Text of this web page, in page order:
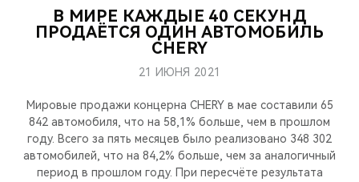
МОДЕЛИ
КРОССОВЕРЫ
СЕДАНЫ
ПОКУПАТЕЛЯМ
КРЕДИТ И СТРАХОВАНИЕ
ВЛАДЕЛЬЦАМ
ЗАПЧАСТИ И АКСЕССУАРЫ
ПОДДЕРЖКА
МИР CHERY
О БРЕНДЕ
CHERY В СОЦСЕТЯХ
АКЦИИ
ОНЛАЙН СЕРВИСЫ
КРЕДИТ
О КОМПАНИИ
МЫ В СОЦСЕТЯХ
В МИРЕ КАЖДЫЕ 40 СЕКУНД
ПРОДАЁТСЯ ОДИН АВТОМОБИЛЬ
CHERY
21 ИЮНЯ 2021
Мировые продажи концерна CHERY в мае составили 65
842 автомобиля, что на 58,1% больше, чем в прошлом
году. Всего за пять месяцев было реализовано 348 302
автомобилей, что на 84,2% больше, чем за аналогичный
период в прошлом году. При пересчёте результата